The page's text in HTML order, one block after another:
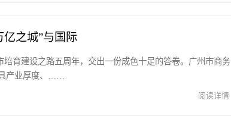
亿之城”与国际
育建设之路五周年，交出一份成色十足的答卷。广州市商务
产业厚度、……
阅读详情